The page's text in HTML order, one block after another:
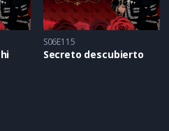
S06E115
Secreto descubierto